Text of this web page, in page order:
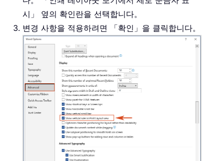
시」 옆의 확인란을 선택합니다。
변경 사항을 적용하려면 「확인」을 클릭합니다。